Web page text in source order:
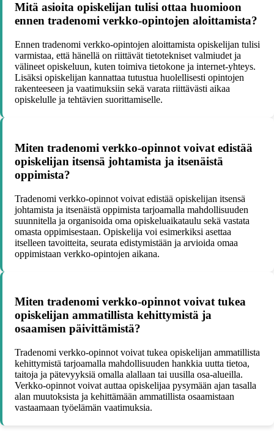
Mitä asioita opiskelijan tulisi ottaa huomioon
ennen tradenomi verkko-opintojen aloittamista?
Ennen tradenomi verkko-opintojen aloittamista opiskelijan tulisi
varmistaa, että hänellä on riittävät tietotekniset valmiudet ja
välineet opiskeluun, kuten toimiva tietokone ja internet-yhteys.
Lisäksi opiskelijan kannattaa tutustua huolellisesti opintojen
rakenteeseen ja vaatimuksiin sekä varata riittävästi aikaa
opiskelulle ja tehtävien suorittamiselle.
Miten tradenomi verkko-opinnot voivat edistää
opiskelijan itsensä johtamista ja itsenäistä
oppimista?
Tradenomi verkko-opinnot voivat edistää opiskelijan itsensä
johtamista ja itsenäistä oppimista tarjoamalla mahdollisuuden
suunnitella ja organisoida oma opiskeluaikataulu sekä vastata
omasta oppimisestaan. Opiskelija voi esimerkiksi asettaa
itselleen tavoitteita, seurata edistymistään ja arvioida omaa
oppimistaan verkko-opintojen aikana.
Miten tradenomi verkko-opinnot voivat tukea
opiskelijan ammatillista kehittymistä ja
osaamisen päivittämistä?
Tradenomi verkko-opinnot voivat tukea opiskelijan ammatillista
kehittymistä tarjoamalla mahdollisuuden hankkia uutta tietoa,
taitoja ja pätevyyksiä omalla alallaan tai uusilla osa-alueilla.
Verkko-opinnot voivat auttaa opiskelijaa pysymään ajan tasalla
alan muutoksista ja kehittämään ammatillista osaamistaan
vastaamaan työelämän vaatimuksia.